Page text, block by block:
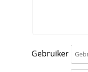
Gebruiker